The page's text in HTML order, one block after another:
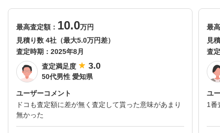
最高査定額： 10.0万円
見積り数 4社（最大5.0万円差）
査定時期： 2025年8月
査定満足度
3.0
50代男性 愛知県
ユーザーコメント
ドコも査定額に差が無く査定して貰った意味があまり
無かった
最
見
査
ユ
1番